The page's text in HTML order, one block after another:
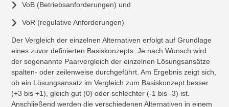
VoB (Betriebsanforderungen) und
VoR (regulative Anforderungen)
Der Vergleich der einzelnen Alternativen erfolgt auf Grundlage
eines zuvor definierten Basiskonzepts. Je nach Wunsch wird
der sogenannte Paarvergleich der einzelnen Lösungsansätze
spalten- oder zeilenweise durchgeführt. Am Ergebnis zeigt sich,
ob ein Lösungsansatz im Vergleich zum Basiskonzept besser
(+3 bis +1), gleich gut (0) oder schlechter (-1 bis -3) ist.
Anschließend werden die verschiedenen Alternativen in einem